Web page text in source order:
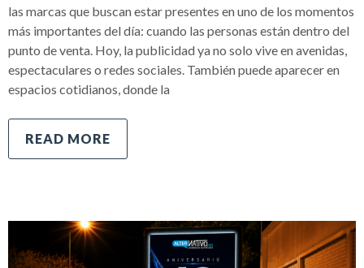
las marcas que buscan estar presentes en uno de los momentos
más importantes del día: cuando las personas están dentro del
punto de venta. Hoy, la publicidad ya no solo vive en avenidas,
espectaculares o redes sociales. También puede aparecer en
espacios cotidianos, donde la
READ MORE